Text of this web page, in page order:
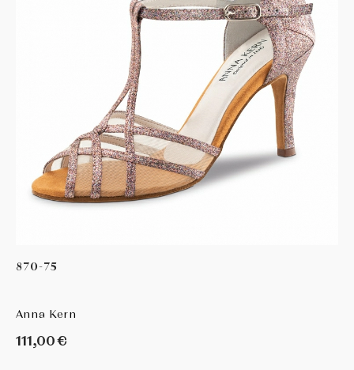
870-75
Anna Kern
111,00 €